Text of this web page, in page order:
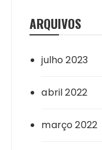
ARQUIVOS
julho 2023
abril 2022
março 2022